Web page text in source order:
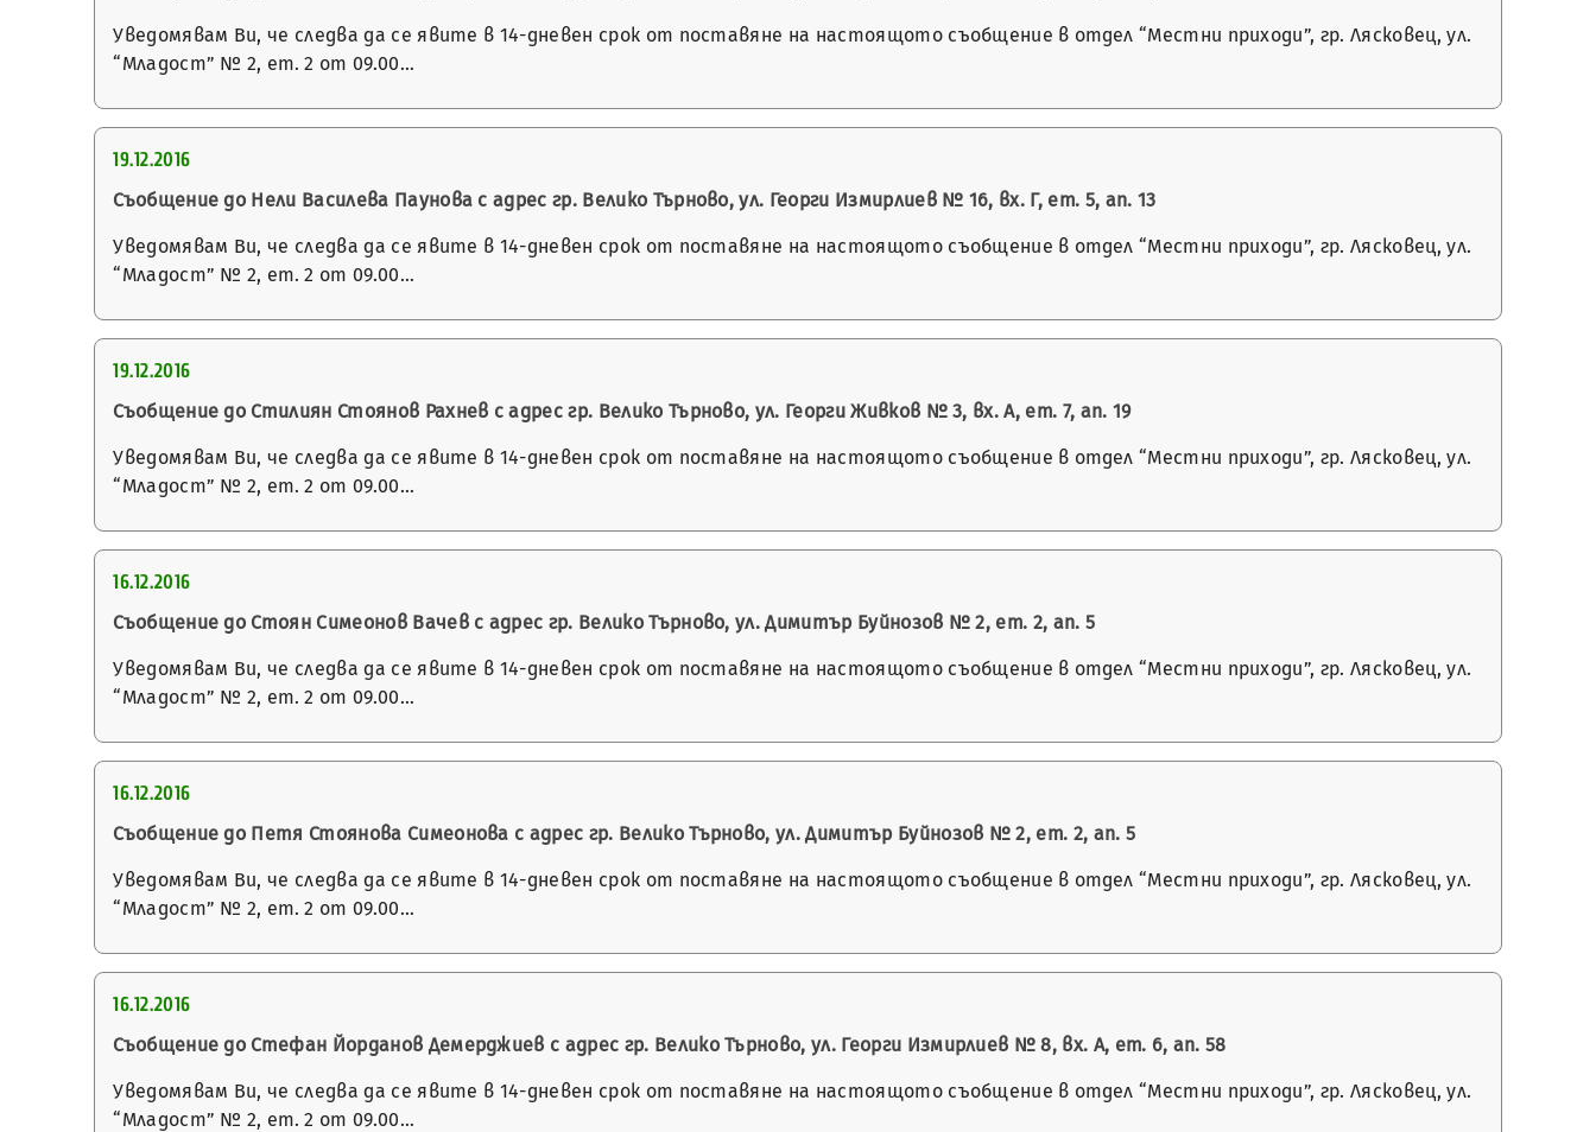
Уведомявам Ви, че следва да се явите в 14-дневен срок от поставяне на настоящото съобщение в отдел “Местни приходи”, гр. Лясковец, ул.
“Младост” № 2, ет. 2 от 09.00…
19.12.2016
Съобщение до Нели Василева Паунова с адрес гр. Велико Търново, ул. Георги Измирлиев № 16, вх. Г, ет. 5, ап. 13
Уведомявам Ви, че следва да се явите в 14-дневен срок от поставяне на настоящото съобщение в отдел “Местни приходи”, гр. Лясковец, ул.
“Младост” № 2, ет. 2 от 09.00…
19.12.2016
Съобщение до Стилиян Стоянов Рахнев с адрес гр. Велико Търново, ул. Георги Живков № 3, вх. А, ет. 7, ап. 19
Уведомявам Ви, че следва да се явите в 14-дневен срок от поставяне на настоящото съобщение в отдел “Местни приходи”, гр. Лясковец, ул.
“Младост” № 2, ет. 2 от 09.00…
16.12.2016
Съобщение до Стоян Симеонов Вачев с адрес гр. Велико Търново, ул. Димитър Буйнозов № 2, ет. 2, ап. 5
Уведомявам Ви, че следва да се явите в 14-дневен срок от поставяне на настоящото съобщение в отдел “Местни приходи”, гр. Лясковец, ул.
“Младост” № 2, ет. 2 от 09.00…
16.12.2016
Съобщение до Петя Стоянова Симеонова с адрес гр. Велико Търново, ул. Димитър Буйнозов № 2, ет. 2, ап. 5
Уведомявам Ви, че следва да се явите в 14-дневен срок от поставяне на настоящото съобщение в отдел “Местни приходи”, гр. Лясковец, ул.
“Младост” № 2, ет. 2 от 09.00…
16.12.2016
Съобщение до Стефан Йорданов Демерджиев с адрес гр. Велико Търново, ул. Георги Измирлиев № 8, вх. А, ет. 6, ап. 58
Уведомявам Ви, че следва да се явите в 14-дневен срок от поставяне на настоящото съобщение в отдел “Местни приходи”, гр. Лясковец, ул.
“Младост” № 2, ет. 2 от 09.00…